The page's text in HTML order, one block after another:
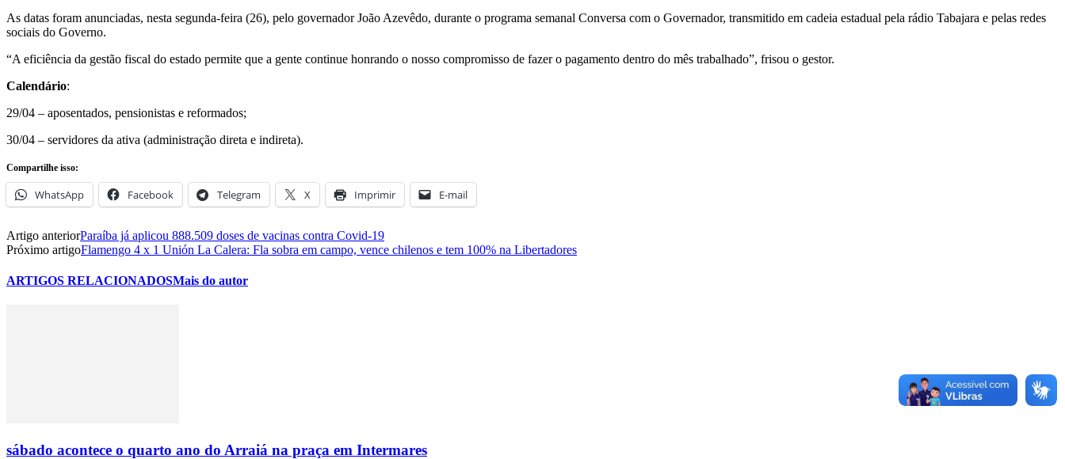
As datas foram anunciadas, nesta segunda-feira (26), pelo governador João Azevêdo, durante o programa semanal Conversa com o Governador, transmitido em cadeia estadual pela rádio Tabajara e pelas redes
sociais do Governo.
“A eficiência da gestão fiscal do estado permite que a gente continue honrando o nosso compromisso de fazer o pagamento dentro do mês trabalhado”, frisou o gestor.
Calendário:
29/04 – aposentados, pensionistas e reformados;
30/04 – servidores da ativa (administração direta e indireta).
Compartilhe isso:
WhatsApp Facebook Telegram X Imprimir E-mail
Artigo anteriorParaíba já aplicou 888.509 doses de vacinas contra Covid-19
Próximo artigoFlamengo 4 x 1 Unión La Calera: Fla sobra em campo, vence chilenos e tem 100% na Libertadores
ARTIGOS RELACIONADOSMais do autor
sábado acontece o quarto ano do Arraiá na praça em Intermares